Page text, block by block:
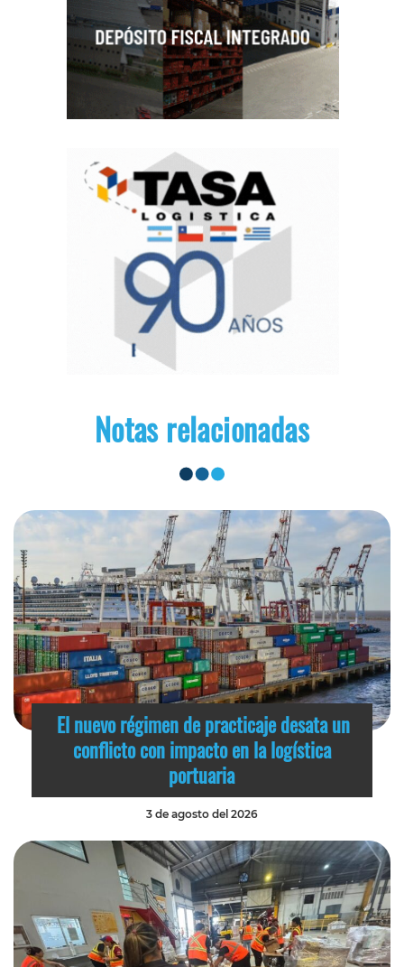
Notas relacionadas
El nuevo régimen de practicaje desata un
conflicto con impacto en la logística
portuaria
3 de agosto del 2026